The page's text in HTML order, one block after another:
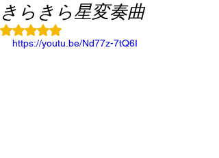
きらきら星変奏曲
5つ星のうちNaNと評価されています。
https://youtu.be/Nd77z-7tQ6I